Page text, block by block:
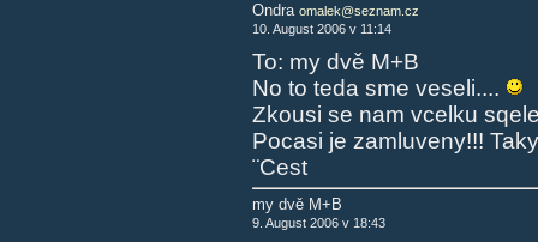
Ondra omalek@seznam.cz
10. August 2006 v 11:14
To: my dvě M+B
No to teda sme veseli....
Zkousi se nam vcelku
Pocasi je zamluveny!!!
¨Cest
my dvě M+B
9. August 2006 v 18:43